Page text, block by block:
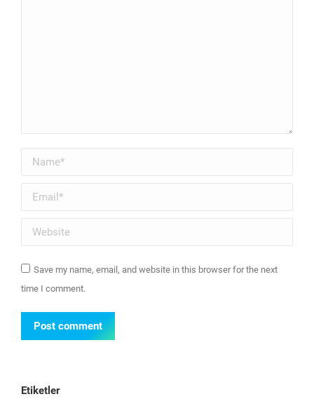
Name *
Email *
Website
Save my name, email, and website in this browser for the next
time I comment.
Post comment
Etiketler